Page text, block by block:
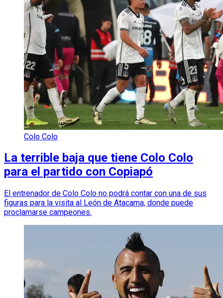
Colo Colo
La terrible baja que tiene Colo Colo
para el partido con Copiapó
El entrenador de Colo Colo no podrá contar con una de sus
figuras para la visita al León de Atacama, donde puede
proclamarse campeones.